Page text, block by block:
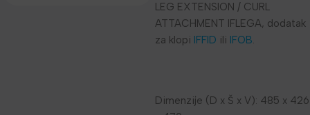
LEG EXTENSION / CURL
ATTACHMENT IFLEGA, dodatak
za klopi IFFID ili IFOB.
Dimenzije (D x Š x V): 485 x 426